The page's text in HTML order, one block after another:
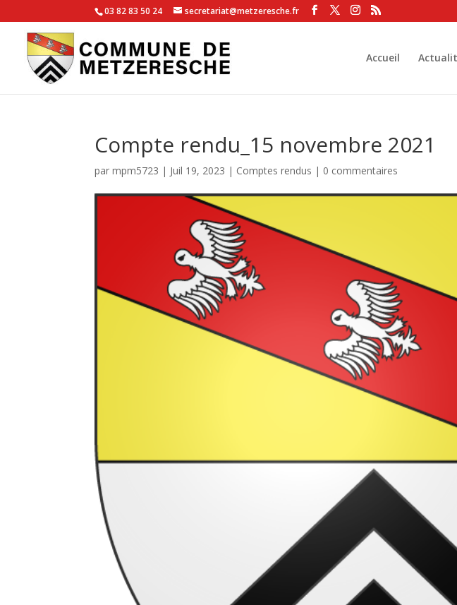
03 82 83 50 24 secretariat@metzeresche.fr
Accueil
Compte rendu_15 novembre 2021
parmpm5723 | Juil 19, 2023 | Comptes rendus | 0 commentaires